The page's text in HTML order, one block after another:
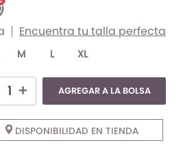
Encuentra tu talla perfecta
M L XL
AGREGAR A LA BOLSA
DISPONIBILIDAD EN TIENDA